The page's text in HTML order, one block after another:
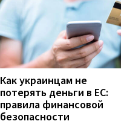
Как украинцам не
потерять деньги в ЕС:
правила финансовой
безопасности